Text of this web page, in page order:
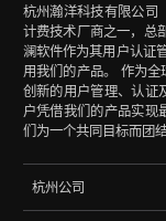
杭州瀚洋科技有限公司
计费技术厂商之一，总
澜软件作为其用户认证
用我们的产品。 作为
创新的用户管理、认证
户凭借我们的产品实现
们为一个共同目标而团
杭州公司